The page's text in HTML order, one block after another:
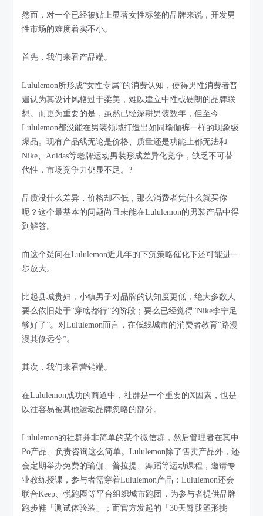
然而，对一个已经被贴上显著女性标签的品牌来说，开发男
性市场的难度着实不小。
首先，我们来看产品端。
Lululemon所形成“女性专属”的消费认知，使得男性消费者普
遍认为其设计风格过于柔美，难以建立中性或硬朗的品牌联
想。而更为重要的是，虽然已经深耕男装数年，但至今
Lululemon都没能在男装领域打造出如同瑜伽裤一样的现象级
爆品。现有产品线无论是价格、质量还是功能上都无法和
Nike、Adidas等老牌运动男装形成差异化竞争，缺乏不可替
代性，市场竞争力仍显不足。?
品质没什么差异，价格却不低，那么消费者凭什么就买你
呢？这个最基本的问题尚且未能在Lululemon的男装产品中得
到解答。
而这个疑问在Lululemon近几年的下沉策略催化下还可能进一
步放大。
比起县城贵妇，小镇男子对品牌的认知度更低，绝大多数人
要么依旧处于“穿啥都行”的阶段；要么已经觉得“Nike李宁足
够好了”。对Lululemon而言，在低线城市的消费者教育“路漫
漫其修远兮”。
其次，我们来看营销端。
在Lululemon成功的商道中，社群是一个重要的X因素，也是
以往容易被其他运动品牌忽略的部分。
Lululemon的社群并非简单的某个微信群，然后管理者在其中
Po产品、负责咨询这么简单。Lululemon除了售卖产品外，还
会定期举办免费的瑜伽、普拉提、舞蹈等运动课程，邀请专
业教练授课，参与者需穿着Lululemon产品；Lululemon还会
联合Keep、悦跑圈等平台组织城市跑团，为参与者提供品牌
跑步鞋「测试体验装」；而官方发起的「30天臀腿塑形挑